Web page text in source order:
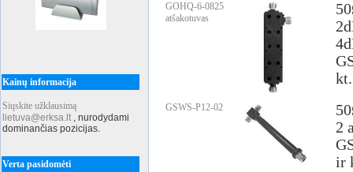
Kainų informacija
Siųskite užklausimą
lietuva@erksa.lt , nurodydami
dominančias pozicijas.
Verta pasidomėti
GOHQ-6-0825
atšakotuvas
GSWS-P12-02
2
ir